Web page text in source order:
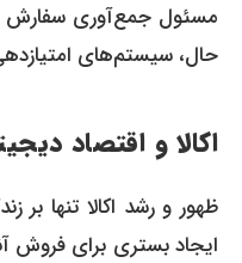
حال، سیستم‌های
اکالا و اقتصاد
ظهور و رشد اکالا تنها بر
ایجاد بستری برای فروش